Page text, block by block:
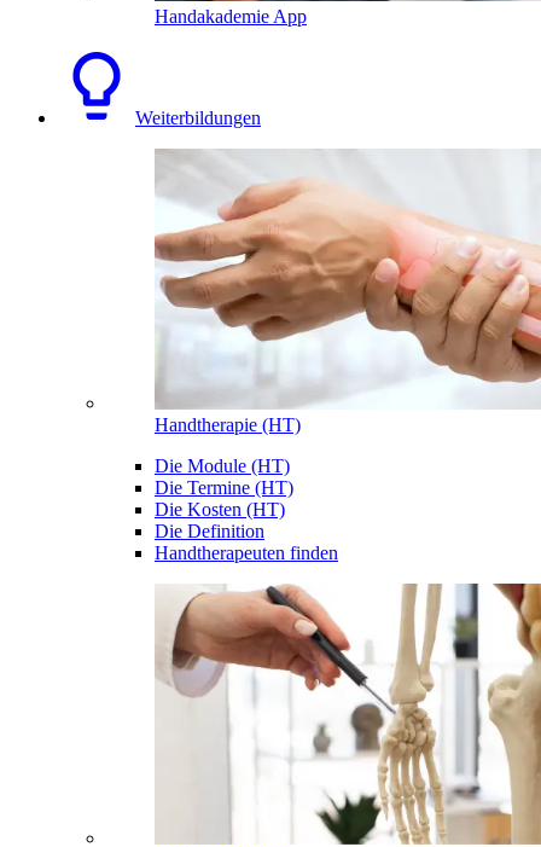
Handakademie App
Weiterbildungen
Handtherapie (HT)
Die Module (HT)
Die Termine (HT)
Die Kosten (HT)
Die Definition
Handtherapeuten finden